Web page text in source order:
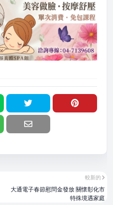
較新的
大通電子春節慰問金發放 關懷彰化市
特殊境遇家庭